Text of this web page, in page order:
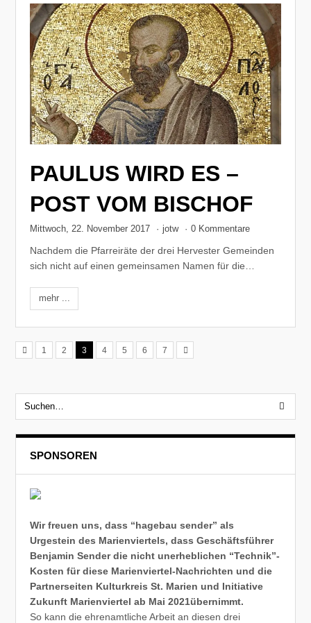
PAULUS WIRD ES –
POST VOM BISCHOF
Mittwoch, 22. November 2017 · jotw · 0 Kommentare
Nachdem die Pfarreiräte der drei Hervester Gemeinden
sich nicht auf einen gemeinsamen Namen für die…
mehr ...
1 2 3 4 5 6 7
SPONSOREN
Wir freuen uns, dass “hagebau sender” als
Urgestein des Marienviertels, dass Geschäftsführer
Benjamin Sender die nicht unerheblichen “Technik”-
Kosten für diese Marienviertel-Nachrichten und die
Partnerseiten Kulturkreis St. Marien und Initiative
Zukunft Marienviertel ab Mai 2021übernimmt.
So kann die ehrenamtliche Arbeit an diesen drei